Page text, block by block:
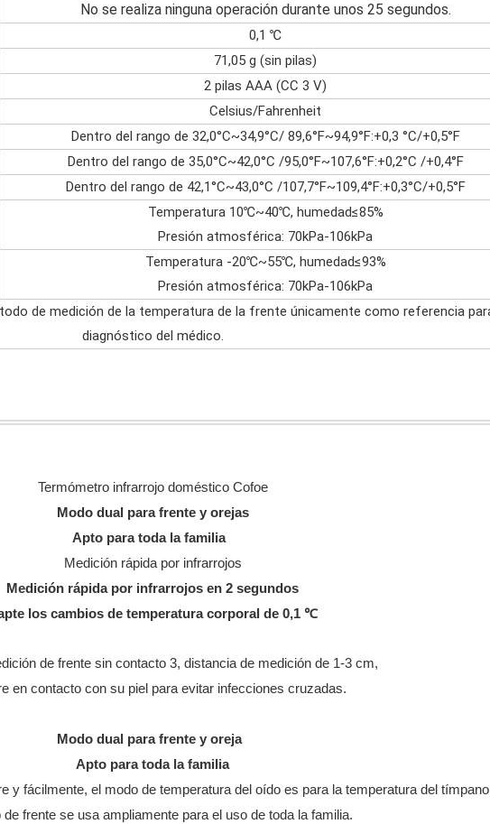
No se realiza ninguna operación durante unos 25 segundos.
0,1 ℃
71,05 g (sin pilas)
2 pilas AAA (CC 3 V)
Celsius/Fahrenheit
Dentro del rango de 32,0°C~34,9°C/ 89,6°F~94,9°F:+0,3 °C/+0,5°F
Dentro del rango de 35,0°C~42,0°C /95,0°F~107,6°F:+0,2°C /+0,4°F
Dentro del rango de 42,1°C~43,0°C /107,7°F~109,4°F:+0,3°C/+0,5°F
Temperatura 10℃~40℃, humedad≤85%
Presión atmosférica: 70kPa-106kPa
Temperatura -20℃~55℃, humedad≤93%
Presión atmosférica: 70kPa-106kPa
de medición de la temperatura de la frente únicamente como referencia
diagnóstico del médico.
Termómetro infrarrojo doméstico Cofoe
Modo dual para frente y orejas
Apto para toda la familia
Medición rápida por infrarrojos
Medición rápida por infrarrojos en 2 segundos
los cambios de temperatura corporal de 0,1 ℃
de frente sin contacto 3, distancia de medición de 1-3 cm,
en contacto con su piel para evitar infecciones cruzadas.
Modo dual para frente y oreja
Apto para toda la familia
y fácilmente, el modo de temperatura del oído es para la temperatura del
de frente se usa ampliamente para el uso de toda la familia.